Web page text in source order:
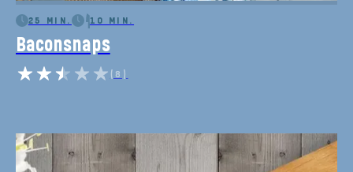
25 MIN. 10 MIN.
Baconsnaps
(8)